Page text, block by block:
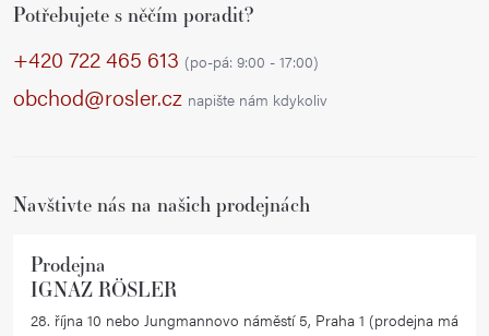
Potřebujete s něčím poradit?
+420 722 465 613 (po-pá: 9:00 - 17:00)
obchod@rosler.cz napište nám kdykoliv
Navštivte nás na našich prodejnách
Prodejna
IGNAZ RÖSLER
28. října 10 nebo Jungmannovo náměstí 5, Praha 1 (prodejna má